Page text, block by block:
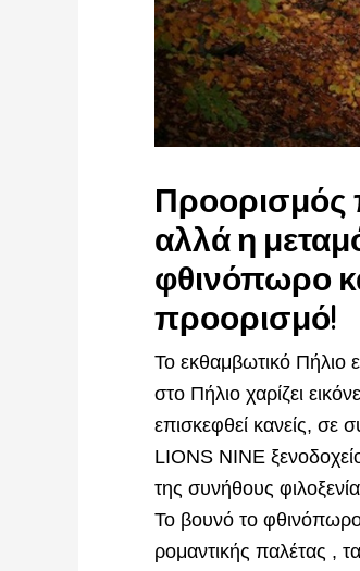
Προορισμός
αλλά η
φθινόπωρο
προορισμό!
Το εκθαμβωτικό Πήλιο
στο Πήλιο χαρίζει
επισκεφθεί κανείς,
LIONS NINE
της συνήθους
Το βουνό το
ρομαντικής παλέτας ,